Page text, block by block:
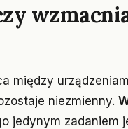
między
niezmienny.
jedynym zadaniem